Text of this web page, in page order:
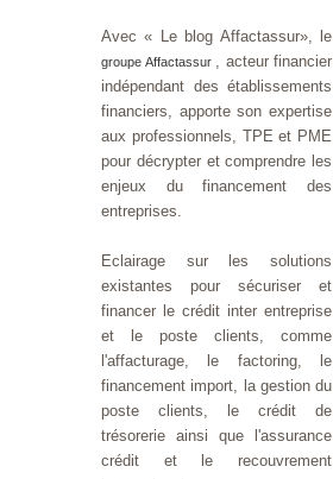
Avec « Le blog Affactassur», le
groupe Affactassur , acteur financier
indépendant des établissements
financiers, apporte son expertise
aux professionnels, TPE et PME
pour décrypter et comprendre les
enjeux du financement des
entreprises.
Eclairage sur les solutions
existantes pour sécuriser et
financer le crédit inter entreprise
et le poste clients, comme
l'affacturage, le factoring, le
financement import, la gestion du
poste clients, le crédit de
trésorerie ainsi que l'assurance
crédit et le recouvrement